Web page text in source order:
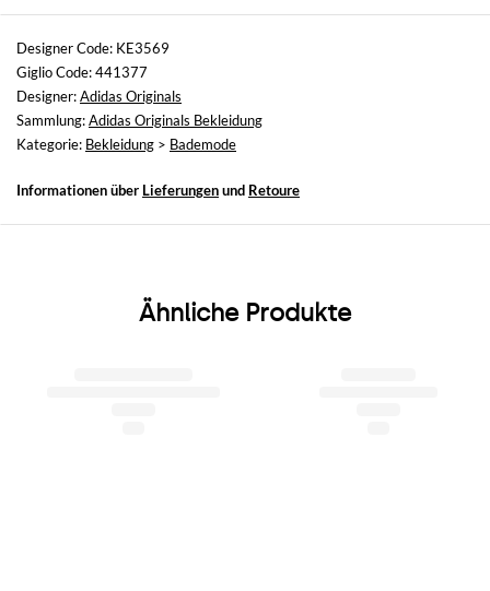
Größen
nicht verfügbar
Größe und Passform
Normale Passform
Designer Code: KE3569
Giglio Code: 441377
Designer:Adidas Originals
Sammlung:Adidas Originals Bekleidung
Kategorie: Bekleidung > Bademode
Informationen über Lieferungenund Retoure
Ähnliche Produkte